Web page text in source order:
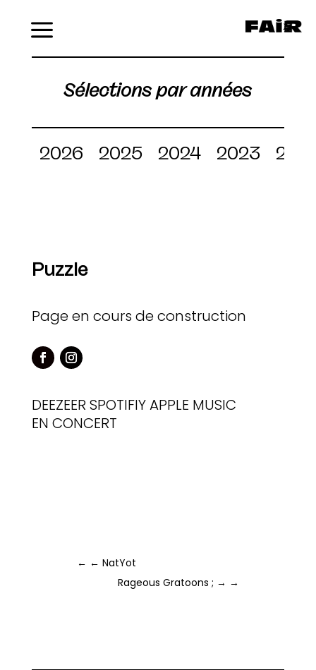
Sélections par années
2026 2025 2024 2023
Puzzle
Page en cours de construction
DEEZEER SPOTIFIYAPPLE MUSIC
EN CONCERT
← ← NatYot
Rageous Gratoons ; → →